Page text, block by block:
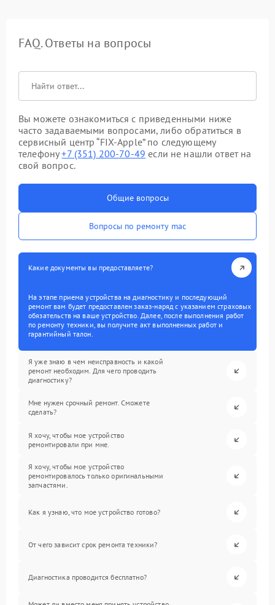
FAQ. Ответы на вопросы
Вы можете ознакомиться с приведенными ниже
часто задаваемыми вопросами, либо обратиться в
сервисный центр “FIX-Apple” по следующему
телефону+7 (351) 200-70-49 если не нашли ответ на
свой вопрос.
Общие вопросы
Вопросы по ремонту mac
Какие документы вы предоставляете?
На этапе приема устройства на диагностику и последующий
ремонт вам будет предоставлен заказ-наряд с указанием страховых
обязательств на ваше устройство. Далее, после выполнения работ
по ремонту техники, вы получите акт выполненных работ и
гарантийный талон.
Я уже знаю в чем неисправность и какой
ремонт необходим. Для чего проводить
диагностику?
Мне нужен срочный ремонт. Сможете
сделать?
Я хочу, чтобы мое устройство
ремонтировали при мне.
Я хочу, чтобы мое устройство
ремонтировалось только оригинальными
запчастями.
Как я узнаю, что мое устройство готово?
От чего зависит срок ремонта техники?
Диагностика проводится бесплатно?